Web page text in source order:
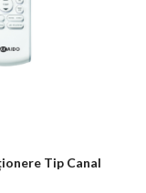
Tip Canal